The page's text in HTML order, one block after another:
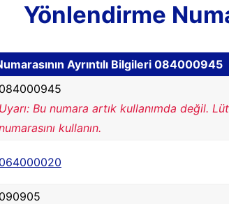
Yönlendirme
Ayrıntılı Bilgileri 084000945
084000945
Uyarı: Bu numara artık kullanımda değil.
kullanın.
064000020
090905